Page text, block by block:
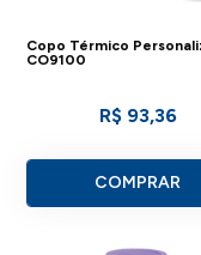
Copo Térmico
CO9100
R$ 93,36
COMPRAR